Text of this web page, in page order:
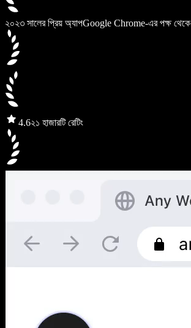
২০২৩ সালের প্রিয় অ্যাপGoogle Chrome-এর পক্ষ থেকে
4.6২১ হাজারটি রেটিং